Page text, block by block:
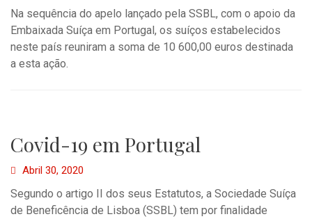
Na sequência do apelo lançado pela SSBL, com o apoio da
Embaixada Suíça em Portugal, os suíços estabelecidos
neste país reuniram a soma de 10 600,00 euros destinada
a esta ação.
Covid-19 em Portugal
Abril 30, 2020
Segundo o artigo II dos seus Estatutos, a Sociedade Suíça
de Beneficência de Lisboa (SSBL) tem por finalidade